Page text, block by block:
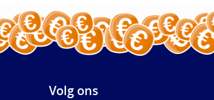
Volg ons